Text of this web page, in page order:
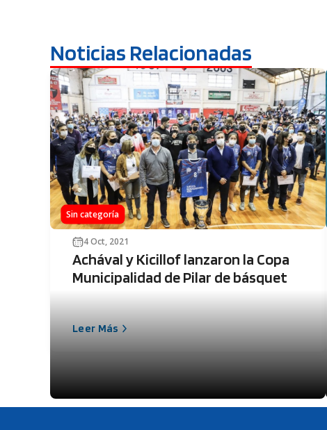
Noticias Relacionadas
Sin categoría
4 Oct, 2021
Achával y Kicillof lanzaron la Copa
Municipalidad de Pilar de básquet
Leer Más